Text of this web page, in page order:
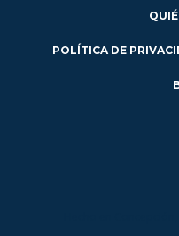
POLÍTICA DE